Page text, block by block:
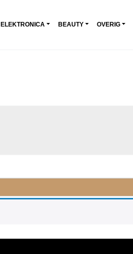
ELEKTRONICA BEAUTY OVERIG